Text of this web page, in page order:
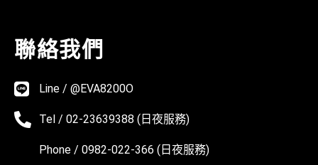
聯絡我們
Line / @EVA8200O
Tel / 02-23639388 (日夜服務)
Phone / 0982-022-366 (日夜服務)